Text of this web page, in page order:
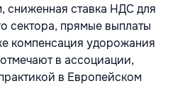
сниженная ставка НДС для
сектора, прямые выплаты
компенсация удорожания
в ассоциации,
в Европейском